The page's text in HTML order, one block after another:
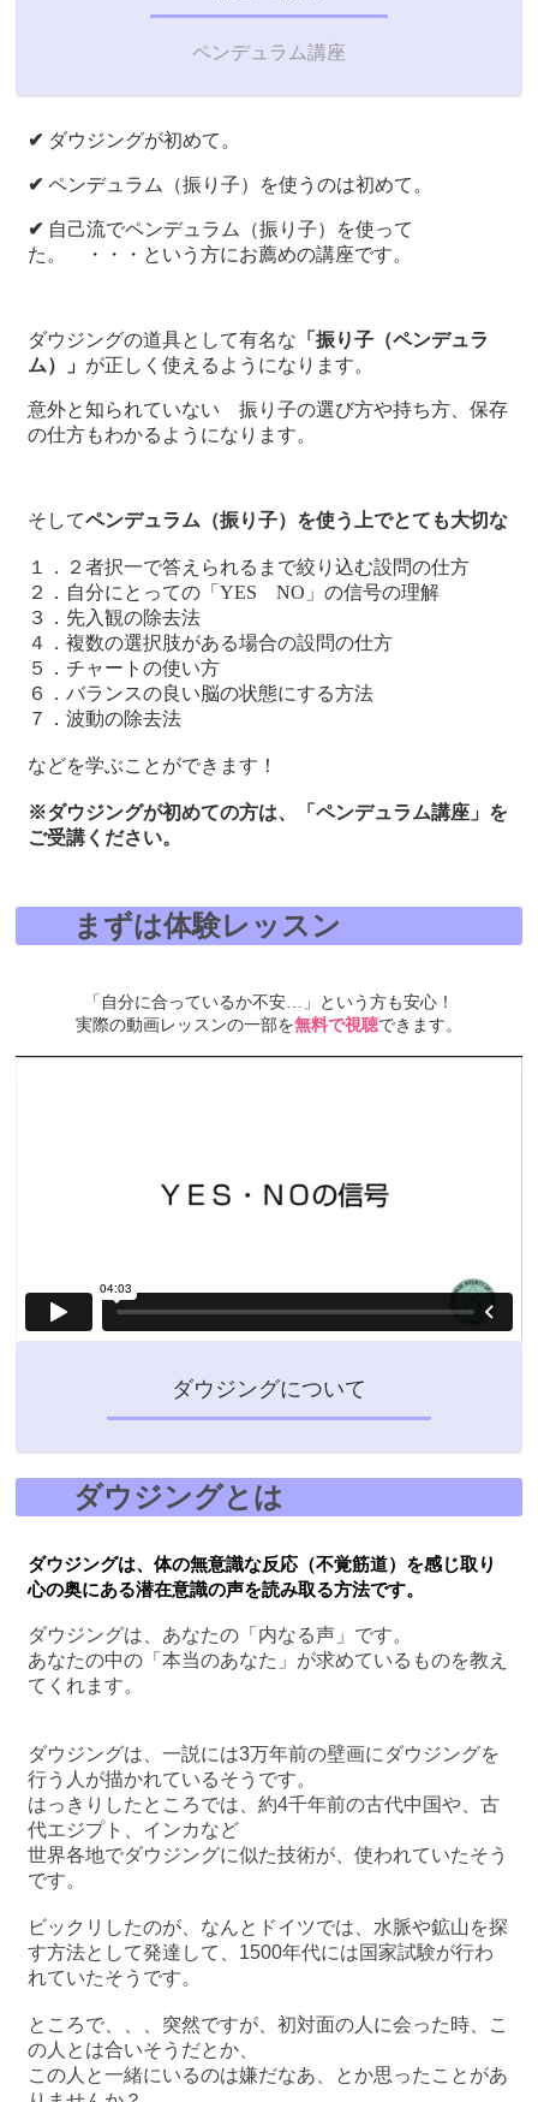
ペンデュラム講座
✔ ダウジングが初めて。
✔ ペンデュラム（振り子）を使うのは初めて。
✔ 自己流でペンデュラム（振り子）を使って
た。 ・・・という方にお薦めの講座です。
ダウジングの道具として有名な 「振り子（ペンデュラ
ム）」 が正しく使えるようになります。
意外と知られていない 振り子の選び方や持ち方、保存
の仕方もわかるようになります。
そしてペンデュラム（振り子）を使う上でとても大切な
１．２者択一で答えられるまで絞り込む設問の仕方
２．自分にとっての「YES NO」の信号の理解
３．先入観の除去法
４．複数の選択肢がある場合の設問の仕方
５．チャートの使い方
６．バランスの良い脳の状態にする方法
７．波動の除去法
などを学ぶことができます！
※ダウジングが初めての方は、「ペンデュラム講座」を
ご受講ください。
まずは体験レッスン
「自分に合っているか不安…」という方も安心！
実際の動画レッスンの一部を無料で視聴できます。
ダウジングについて
ダウジングとは
ダウジングは、体の無意識な反応（不覚筋道）を感じ取り
心の奥にある潜在意識の声を読み取る方法です。
ダウジングは、あなたの「内なる声」です。
あなたの中の「本当のあなた」が求めているものを教え
てくれます。
ダウジングは、一説には3万年前の壁画にダウジングを
行う人が描かれているそうです。
はっきりしたところでは、約4千年前の古代中国や、古
代エジプト、インカなど
世界各地でダウジングに似た技術が、使われていたそう
です。
ビックリしたのが、なんとドイツでは、水脈や鉱山を探
す方法として発達して、1500年代には国家試験が行わ
れていたそうです。
ところで、、、突然ですが、初対面の人に会った時、こ
の人とは合いそうだとか、
この人と一緒にいるのは嫌だなあ、とか思ったことがあ